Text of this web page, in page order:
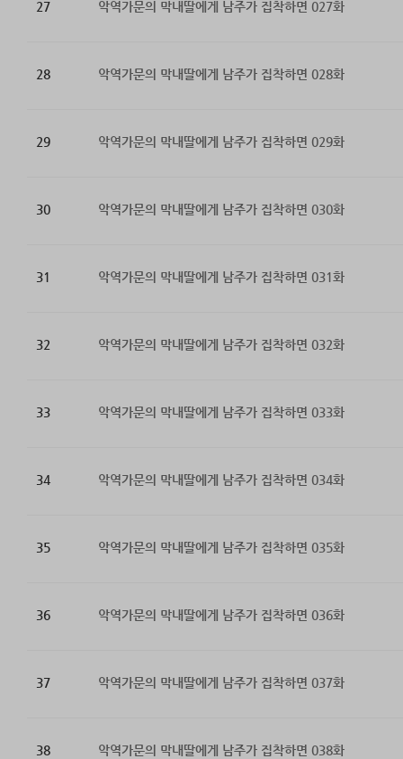
27 악역가문의 막내딸에게 남주가 집착하면 027화
28 악역가문의 막내딸에게 남주가 집착하면 028화
29 악역가문의 막내딸에게 남주가 집착하면 029화
30 악역가문의 막내딸에게 남주가 집착하면 030화
31 악역가문의 막내딸에게 남주가 집착하면 031화
32 악역가문의 막내딸에게 남주가 집착하면 032화
33 악역가문의 막내딸에게 남주가 집착하면 033화
34 악역가문의 막내딸에게 남주가 집착하면 034화
35 악역가문의 막내딸에게 남주가 집착하면 035화
36 악역가문의 막내딸에게 남주가 집착하면 036화
37 악역가문의 막내딸에게 남주가 집착하면 037화
38 악역가문의 막내딸에게 남주가 집착하면 038화